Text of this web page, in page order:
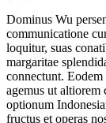
Dominus Wu
communicatione
loquitur, suas
margaritae
connectunt.
agemus ut altiorem
optionum
fructus et operas